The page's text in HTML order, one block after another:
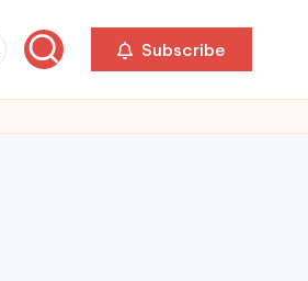
Subscribe